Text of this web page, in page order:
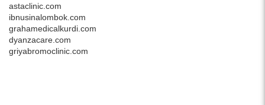
astaclinic.com
ibnusinalombok.com
grahamedicalkurdi.com
dyanzacare.com
griyabromoclinic.com